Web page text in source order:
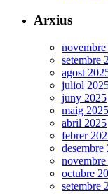
Arxius
setembre
agost
juliol
juny 2025
maig 2025
abril 2025
febrer
desembre
octubre
setembre